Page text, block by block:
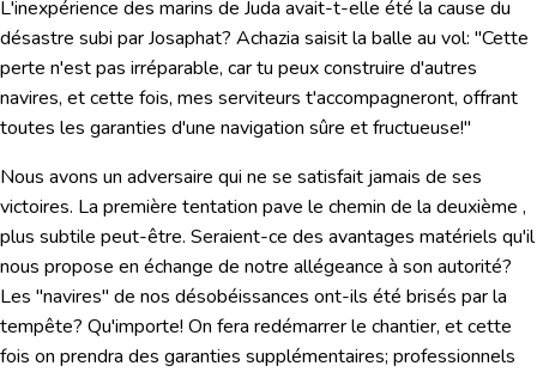
L'inexpérience des marins de Juda avait-t-elle été la cause du
désastre subi par Josaphat? Achazia saisit la balle au vol: "Cette
perte n'est pas irréparable, car tu peux construire d'autres
navires, et cette fois, mes serviteurs t'accompagneront, offrant
toutes les garanties d'une navigation sûre et fructueuse!"
Nous avons un adversaire qui ne se satisfait jamais de ses
victoires. La première tentation pave le chemin de la deuxième ,
plus subtile peut-être. Seraient-ce des avantages matériels qu'il
nous propose en échange de notre allégeance à son autorité?
Les "navires" de nos désobéissances ont-ils été brisés par la
tempête? Qu'importe! On fera redémarrer le chantier, et cette
fois on prendra des garanties supplémentaires; professionnels